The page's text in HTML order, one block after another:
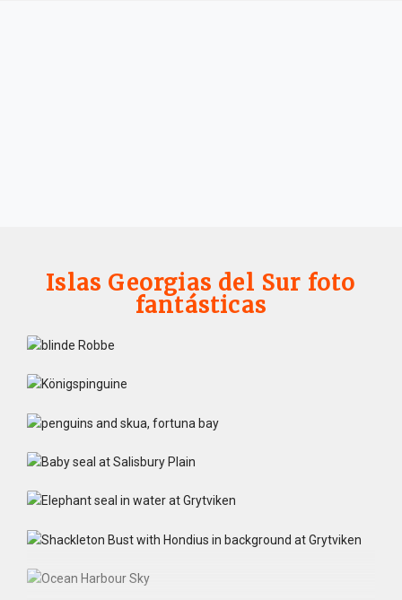
Islas Georgias del Sur foto
fantásticas